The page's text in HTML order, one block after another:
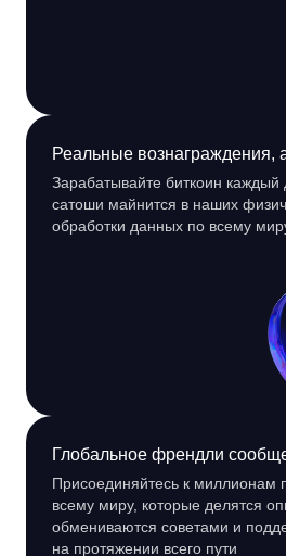
Реальные вознаграждения,
Зарабатывайте биткоин
сатоши майнится в наших
обработки данных по всему
Глобальное френдли
Присоединяйтесь к миллионам
всему миру, которые делятся
обмениваются советами и
на протяжении всего пути